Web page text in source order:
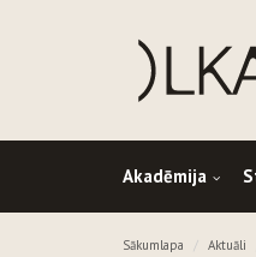
Akadēmija
Sākumlapa Aktuāli